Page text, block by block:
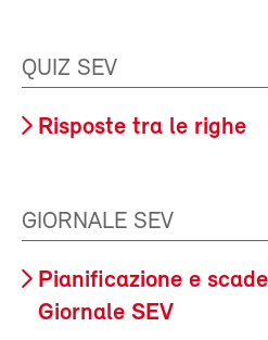
QUIZ SEV
Risposte tra le righe
GIORNALE SEV
Pianificazione e
Giornale SEV